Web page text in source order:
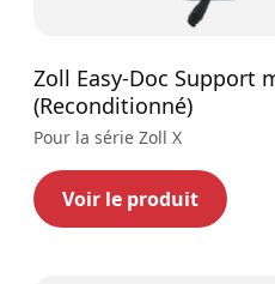
Zoll Easy-Doc Support
(Reconditionné)
Pour la série Zoll X
Voir le produit